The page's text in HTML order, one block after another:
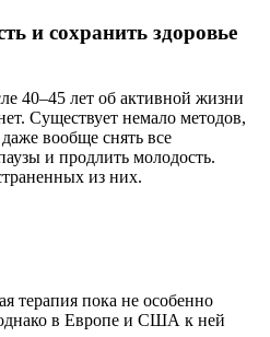
и сохранить здоровье
40–45 лет об активной жизни
Существует немало методов,
вообще снять все
и продлить молодость.
из них.
терапия пока не особенно
в Европе и США к ней